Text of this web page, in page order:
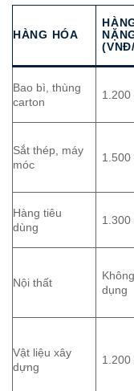
HÀNG HÓA
Bao bì, thùng
carton
1.200
Sắt thép, máy
móc
1.500
Hàng tiêu
dùng
1.300
Nội thất
dụng
Vật liệu xây
dựng
1.200